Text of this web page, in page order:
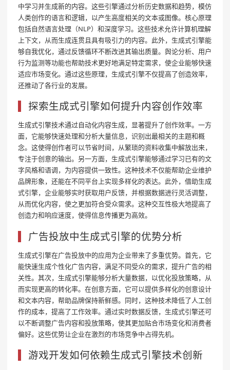
中学习并生成新的内容。这些引擎通过分析历史数据和趋势，模仿
人类创作的语言和逻辑，以产生高度相关的文本或图像。核心原理
包括自然语言处理（NLP）和深度学习。这些技术允许计算机理解
上下文，从而生成连贯且具有吸引力的内容。此外，生成式引擎能
够自我优化，通过反馈循环不断改进其输出质量。舆论分析、用户
行为监测等功能也帮助技术更好地满足特定需求，使企业能够快速
适应市场变化。通过这些原理，生成式引擎不仅提高了创造效率，
还推动了各行业的发展。
探索生成式引擎如何提升内容创作效率
生成式引擎技术通过自动化内容生成，显著提升了创作效率。一方
面，它能够快速处理和分析大量信息，识别出最相关的主题和概
念。这使得创作者可以节省时间，从繁琐的资料收集中解放出来，
专注于创意的输出。另一方面，生成式引擎能够通过学习已有的文
字风格和语调，为内容提供一致性。这种技术不仅能帮助企业维护
品牌形象，还能在不同平台上实现多样化的表达。此外，借助生成
式引擎，企业能够实时获取用户反馈，并根据数据进行灵活调整，
从而优化内容，使之更加符合受众需求。这种交互性极大地提高了
创造力和响应速度，使得信息传播更为高效。
广告投放中生成式引擎的优势分析
生成式引擎在广告投放中的应用为企业带来了多重优势。首先，它
能快速生成个性化广告内容，满足不同受众的需求，提升广告的相
关性。其次，生成式引擎能够分析大量数据，以优化投放策略，从
而实现更高的转化率。在创意方面，它可以提供多样化的创意设计
和文本内容，帮助品牌保持新鲜感。同时，这种技术降低了人工创
作的成本，提高了工作效率。通过实时数据反馈，生成式引擎还可
以不断调整广告内容和投放策略，使其更加贴合市场变化和消费者
偏好。这些优势让企业在激烈的市场竞争中占得先机。
游戏开发如何依赖生成式引擎技术创新